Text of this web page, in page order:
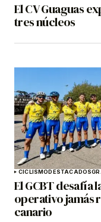
El CV Guaguas
tres núcleos
CICLISMODESTACADOS
El GCBT desafía
operativo jamás
canario